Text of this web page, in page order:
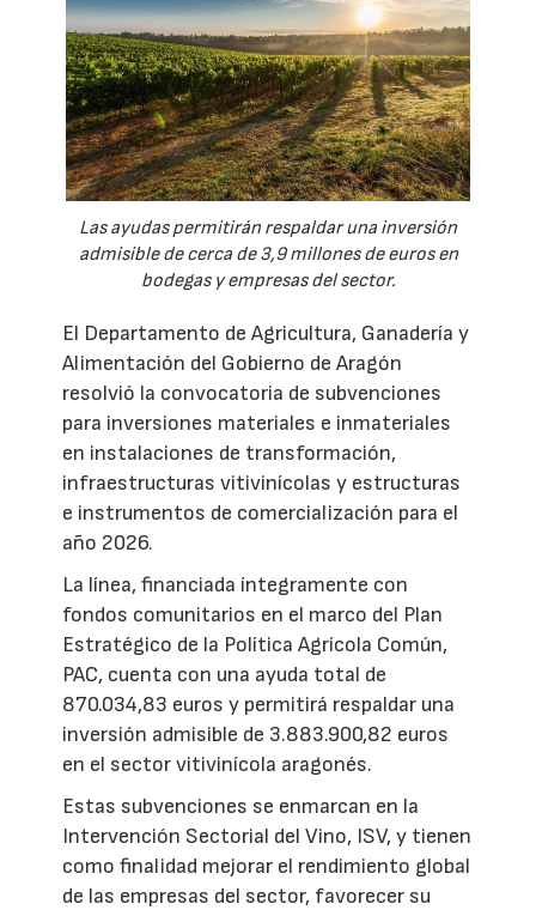
Las ayudas permitirán respaldar una inversión
admisible de cerca de 3,9 millones de euros en
bodegas y empresas del sector.
El Departamento de Agricultura, Ganadería y
Alimentación del Gobierno de Aragón
resolvió la convocatoria de subvenciones
para inversiones materiales e inmateriales
en instalaciones de transformación,
infraestructuras vitivinícolas y estructuras
e instrumentos de comercialización para el
año 2026.
La línea, financiada íntegramente con
fondos comunitarios en el marco del Plan
Estratégico de la Política Agrícola Común,
PAC, cuenta con una ayuda total de
870.034,83 euros y permitirá respaldar una
inversión admisible de 3.883.900,82 euros
en el sector vitivinícola aragonés.
Estas subvenciones se enmarcan en la
Intervención Sectorial del Vino, ISV, y tienen
como finalidad mejorar el rendimiento global
de las empresas del sector, favorecer su